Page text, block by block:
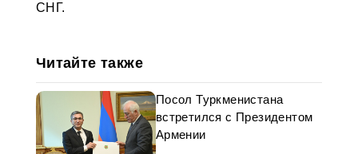
СНГ.
Читайте также
Посол Туркменистана
встретился с Президентом
Армении